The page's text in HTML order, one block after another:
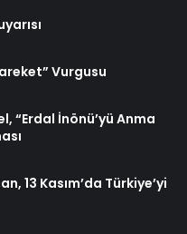
Vurgusu
“Erdal İnönü’yü Anma
13 Kasım’da Türkiye’yi